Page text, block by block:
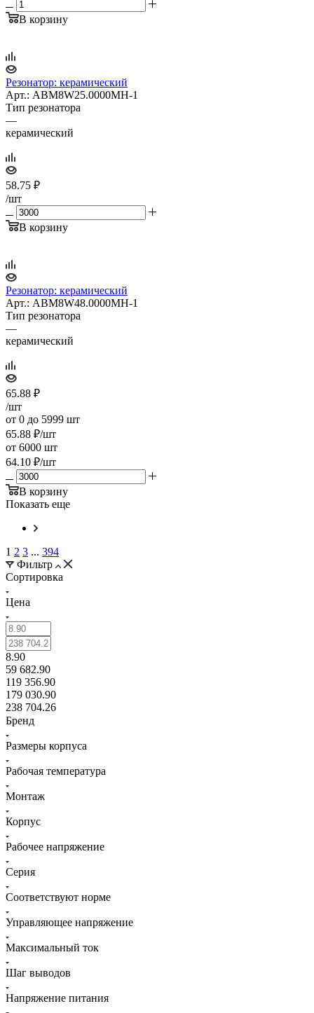
В корзину
Резонатор: керамический
Арт.: ABM8W25.0000MH-1
Тип резонатора
—
керамический
58.75 ₽
/шт
В корзину
Резонатор: керамический
Арт.: ABM8W48.0000MH-1
Тип резонатора
—
керамический
65.88 ₽
/шт
от 0 до 5999 шт
65.88 ₽/шт
от 6000 шт
64.10 ₽/шт
В корзину
Показать еще
1 2 3 ... 394
Фильтр
Сортировка
Цена
8.90
59 682.90
119 356.90
179 030.90
238 704.26
Бренд
Размеры корпуса
Рабочая температура
Монтаж
Корпус
Рабочее напряжение
Серия
Соответствуют норме
Управляющее напряжение
Максимальный ток
Шаг выводов
Напряжение питания